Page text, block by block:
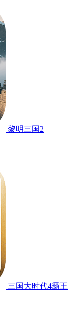
黎明三国2
三国大时代4霸王